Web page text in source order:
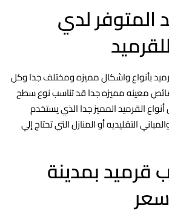
المتوفر لدي
بأنواع واشكال مميزه ومختلف جدا وكل
معينه مميزه جدا قد تناسب نوع سطح
القرميد المميز جدا الذي يستخدم
التقليديه أو المنازل التي تحتاج إلي
قرميد بمدينة
سعر